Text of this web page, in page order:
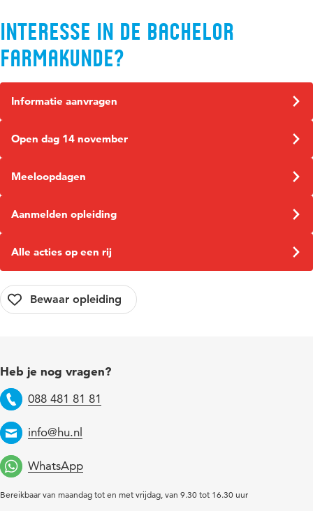
Interesse in de bachelor
Farmakunde?
Informatie aanvragen
Open dag 14 november
Meeloopdagen
Aanmelden opleiding
Alle acties op een rij
Heb je nog vragen?
Telefoon
088 481 81 81
Email
info@hu.nl
WhatsApp
Bereikbaar van maandag tot en met vrijdag, van 9.30 tot 16.30 uur